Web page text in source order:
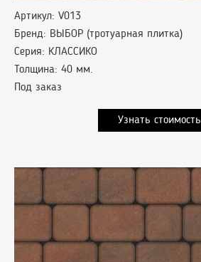
Артикул: V013
Бренд: ВЫБОР (тротуарная плитка)
Серия: КЛАССИКО
Толщина: 40 мм.
Под заказ
Узнать стоимость